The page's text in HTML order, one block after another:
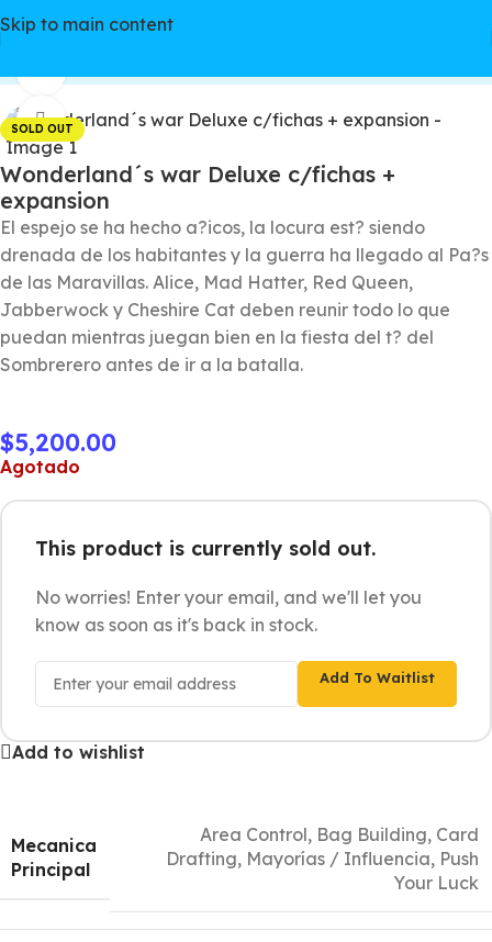
Skip to main content
SOLD OUTClick to enlarge
Wonderland´s war Deluxe c/fichas +
expansion
El espejo se ha hecho a?icos, la locura est? siendo
drenada de los habitantes y la guerra ha llegado al Pa?s
de las Maravillas. Alice, Mad Hatter, Red Queen,
Jabberwock y Cheshire Cat deben reunir todo lo que
puedan mientras juegan bien en la fiesta del t? del
Sombrerero antes de ir a la batalla.
$5,200.00
Agotado
This product is currently sold out.
No worries! Enter your email, and we'll let you
know as soon as it's back in stock.
Add To Waitlist
Add to wishlist
Mecanica
Principal
Area Control, Bag Building, Card
Drafting, Mayorías / Influencia, Push
Your Luck